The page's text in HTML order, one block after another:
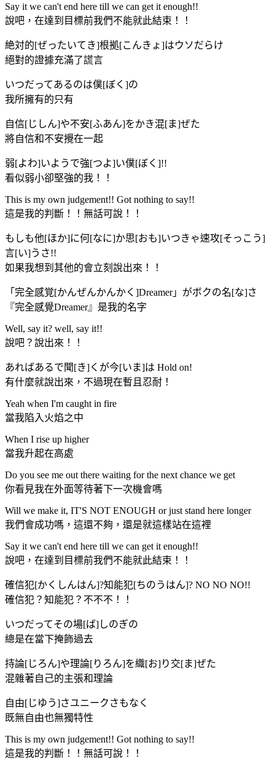
Say it we can't end here till we can get it enough!!
說吧，在達到目標前我們不能就此結束！！
絶対的[ぜったいてき]根拠[こんきょ]はウソだらけ
絕對的證據充滿了謊言
いつだってあるのは僕[ぼく]の
我所擁有的只有
自信[じしん]や不安[ふあん]をかき混[ま]ぜた
將自信和不安攪在一起
弱[よわ]いようで強[つよ]い僕[ぼく]!!
看似弱小卻堅強的我！！
This is my own judgement!! Got nothing to say!!
這是我的判斷！！無話可說！！
もしも他[ほか]に何[なに]か思[おも]いつきゃ速攻[そっこう]
言[い]うさ!!
如果我想到其他的會立刻說出來！！
「完全感覚[かんぜんかんかく]Dreamer」がボクの名[な]さ
『完全感覺Dreamer』是我的名字
Well, say it? well, say it!!
說吧？說出來！！
あればあるで聞[き]くが今[いま]は Hold on!
有什麼就說出來，不過現在暫且忍耐！
Yeah when I'm caught in fire
當我陷入火焰之中
When I rise up higher
當我升起在高處
Do you see me out there waiting for the next chance we get
你看見我在外面等待著下一次機會嗎
Will we make it, IT'S NOT ENOUGH or just stand here longer
我們會成功嗎，這還不夠，還是就這樣站在這裡
Say it we can't end here till we can get it enough!!
說吧，在達到目標前我們不能就此結束！！
確信犯[かくしんはん]?知能犯[ちのうはん]? NO NO NO!!
確信犯？知能犯？不不不！！
いつだってその場[ば]しのぎの
總是在當下掩飾過去
持論[じろん]や理論[りろん]を織[お]り交[ま]ぜた
混雜著自己的主張和理論
自由[じゆう]さユニークさもなく
既無自由也無獨特性
This is my own judgement!! Got nothing to say!!
這是我的判斷！！無話可說！！